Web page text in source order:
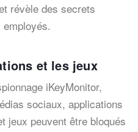
révèle des secrets
et les jeux
iKeyMonitor,
sociaux, applications
jeux peuvent être bloqués